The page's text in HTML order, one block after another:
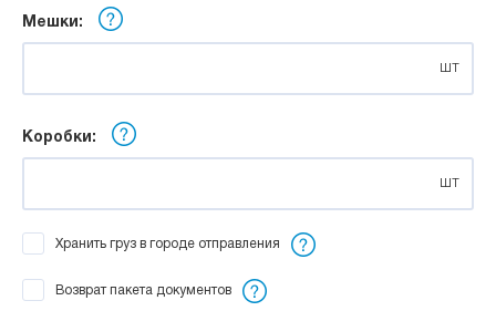
Мешки:
шт
Коробки:
шт
Хранить груз в городе отправления
Возврат пакета документов